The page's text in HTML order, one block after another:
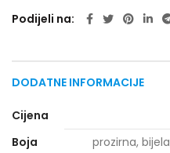
Podijeli na
DODATNE INFORMACIJE
Cijena
Boja
prozirna,